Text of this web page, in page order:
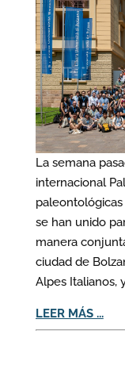
La semana
internacional
paleontológicas
se han unido
manera
ciudad de
Alpes Italianos,
LEER MÁS ...